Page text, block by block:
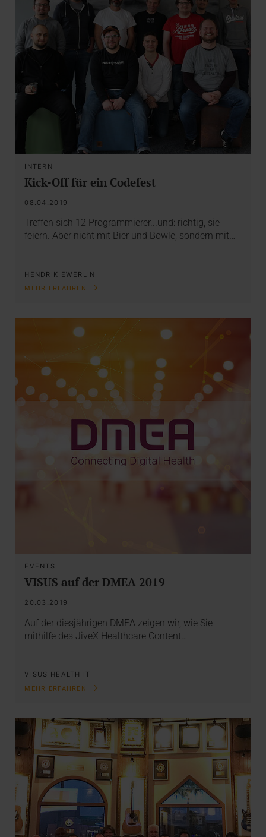
INTERN
Kick-Off für ein Codefest
08.04.2019
Treffen sich 12 Programmierer...und: richtig, sie
feiern. Aber nicht mit Bier und Bowle, sondern mit…
HENDRIK EWERLIN
MEHR ERFAHREN
EVENTS
VISUS auf der DMEA 2019
20.03.2019
Auf der diesjährigen DMEA zeigen wir, wie Sie
mithilfe des JiveX Healthcare Content…
VISUS HEALTH IT
MEHR ERFAHREN